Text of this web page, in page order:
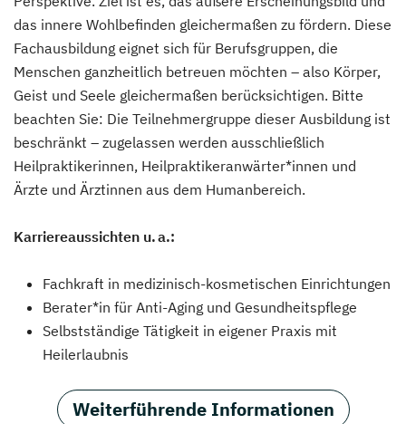
das innere Wohlbefinden gleichermaßen zu fördern. Diese
Fachausbildung eignet sich für Berufsgruppen, die
Menschen ganzheitlich betreuen möchten – also Körper,
Geist und Seele gleichermaßen berücksichtigen. Bitte
beachten Sie: Die Teilnehmergruppe dieser Ausbildung ist
beschränkt – zugelassen werden ausschließlich
Heilpraktikerinnen, Heilpraktikeranwärter*innen und
Ärzte und Ärztinnen aus dem Humanbereich.
Karriereaussichten u. a.:
Fachkraft in medizinisch-kosmetischen Einrichtungen
Berater*in für Anti-Aging und Gesundheitspflege
Selbstständige Tätigkeit in eigener Praxis mit
Heilerlaubnis
Weiterführende Informationen